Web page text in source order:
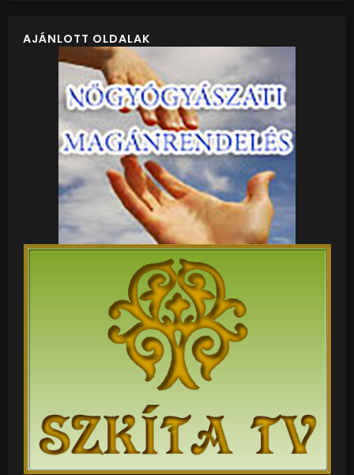
AJÁNLOTT OLDALAK